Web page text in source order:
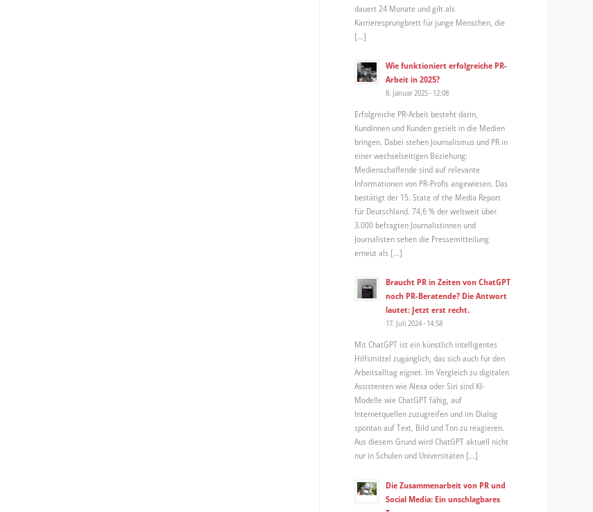
dauert 24 Monate und gilt als
Karrieresprungbrett für junge Menschen, die
[…]
Wie funktioniert erfolgreiche PR-
Arbeit in 2025?
8. Januar 2025 - 12:08
Erfolgreiche PR-Arbeit besteht darin,
Kundinnen und Kunden gezielt in die Medien
bringen. Dabei stehen Journalismus und PR in
einer wechselseitigen Beziehung:
Medienschaffende sind auf relevante
Informationen von PR-Profis angewiesen. Das
bestätigt der 15. State of the Media Report
für Deutschland. 74,6 % der weltweit über
3.000 befragten Journalistinnen und
Journalisten sehen die Pressemitteilung
erneut als […]
Braucht PR in Zeiten von ChatGPT
noch PR-Beratende? Die Antwort
lautet: Jetzt erst recht.
17. Juli 2024 - 14:58
Mit ChatGPT ist ein künstlich intelligentes
Hilfsmittel zugänglich, das sich auch für den
Arbeitsalltag eignet. Im Vergleich zu digitalen
Assistenten wie Alexa oder Siri sind KI-
Modelle wie ChatGPT fähig, auf
Internetquellen zuzugreifen und im Dialog
spontan auf Text, Bild und Ton zu reagieren.
Aus diesem Grund wird ChatGPT aktuell nicht
nur in Schulen und Universitäten […]
Die Zusammenarbeit von PR und
Social Media: Ein unschlagbares